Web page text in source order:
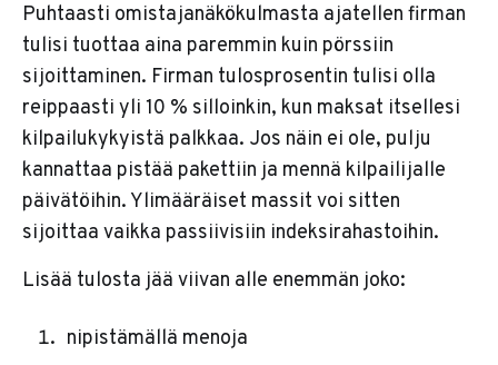
Puhtaasti omistajanäkökulmasta ajatellen firman
tulisi tuottaa aina paremmin kuin pörssiin
sijoittaminen. Firman tulosprosentin tulisi olla
reippaasti yli 10 % silloinkin, kun maksat itsellesi
kilpailukykyistä palkkaa. Jos näin ei ole, pulju
kannattaa pistää pakettiin ja mennä kilpailijalle
päivätöihin. Ylimääräiset massit voi sitten
sijoittaa vaikka passiivisiin indeksirahastoihin.
Lisää tulosta jää viivan alle enemmän joko:
nipistämällä menoja